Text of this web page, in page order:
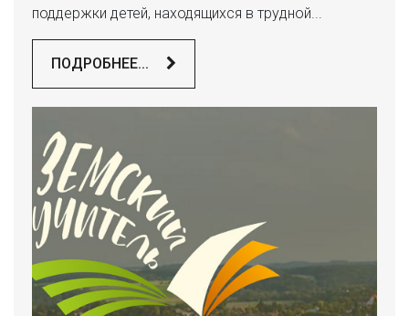
поддержки детей, находящихся в трудной...
ПОДРОБНЕЕ...